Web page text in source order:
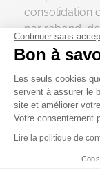
consolidation
par rebond,
apporte une
freelances en
D’autres
différentes en
un service de
donnant
Pour finir, il
Continuer sans
Bon à
Les seuls cookies
servent à assurer le
site et améliorer
Votre consentement
Lire la politique de